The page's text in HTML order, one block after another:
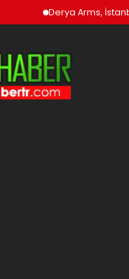
Derya Arms, İstanbul